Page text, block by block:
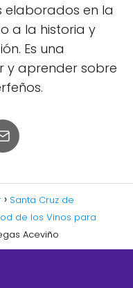
elaborados en la
a la historia y
Es una
y aprender sobre
Santa Cruz de
de los Vinos para
Aceviño